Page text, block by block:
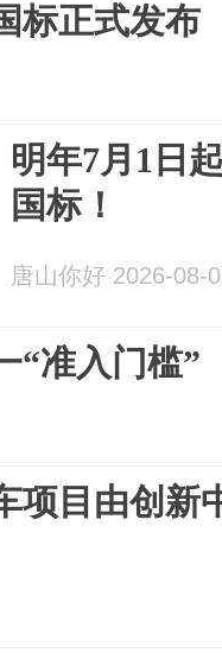
标正式发布
明年7月1日
国标！
唐山你好 2026-08-
“准入门槛”
项目由创新